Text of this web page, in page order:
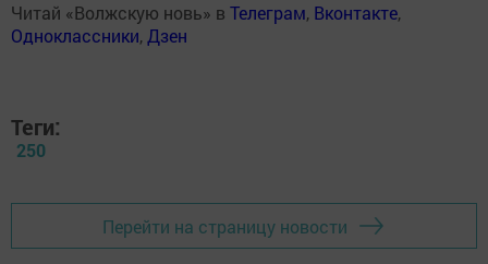
Читай «Волжскую новь» в Телеграм, Вконтакте,
Одноклассники,Дзен
Теги:
250
Перейти на страницу новости